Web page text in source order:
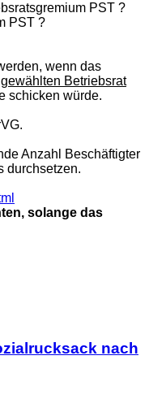
PST ?
PST ?
wenn das
Betriebsrat
schicken würde.
Anzahl Beschäftigter
durchsetzen.
solange das
nach